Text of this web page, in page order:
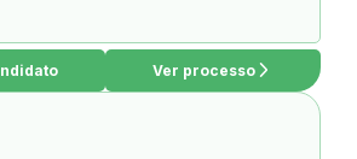
Ver processo arrow_forward_ios